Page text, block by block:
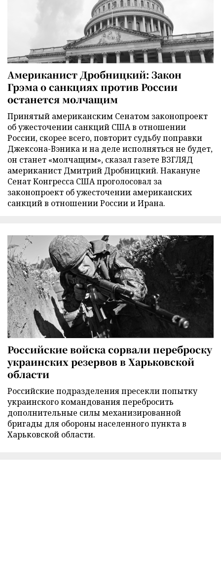
Американист Дробницкий: Закон
Грэма о санкциях против России
останется молчащим
Принятый американским Сенатом законопроект
об ужесточении санкций США в отношении
России, скорее всего, повторит судьбу поправки
Джексона-Вэника и на деле исполняться не будет,
он станет «молчащим», сказал газете ВЗГЛЯД
американист Дмитрий Дробницкий. Накануне
Сенат Конгресса США проголосовал за
законопроект об ужесточении американских
санкций в отношении России и Ирана.
Российские войска сорвали переброску
украинских резервов в Харьковской
области
Российские подразделения пресекли попытку
украинского командования перебросить
дополнительные силы механизированной
бригады для обороны населенного пункта в
Харьковской области.